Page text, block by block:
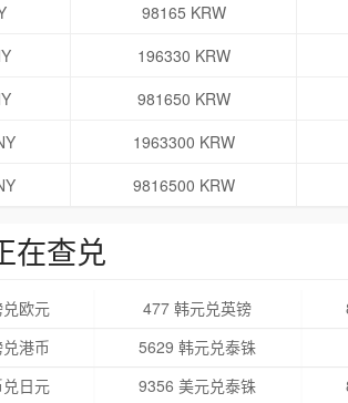
98165 KRW
196330 KRW
981650 KRW
1963300 KRW
9816500 KRW
在查兑
欧元 477 韩元兑英镑
港币
5629 韩元兑泰铢
日元
9356 美元兑泰铢